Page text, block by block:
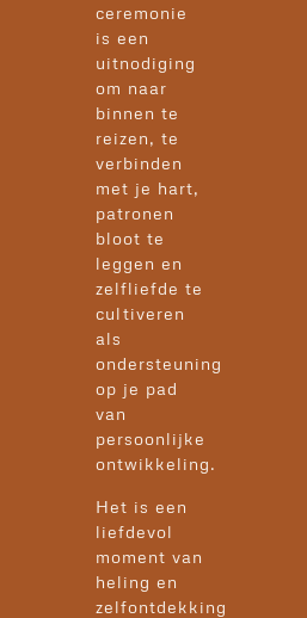
ceremonie
is een
uitnodiging
om naar
binnen te
reizen, te
verbinden
met je hart,
patronen
bloot te
leggen en
zelfliefde te
cultiveren
als
ondersteuning
op je pad
van
persoonlijke
ontwikkeling.
Het is een
liefdevol
moment van
heling en
zelfontdekking